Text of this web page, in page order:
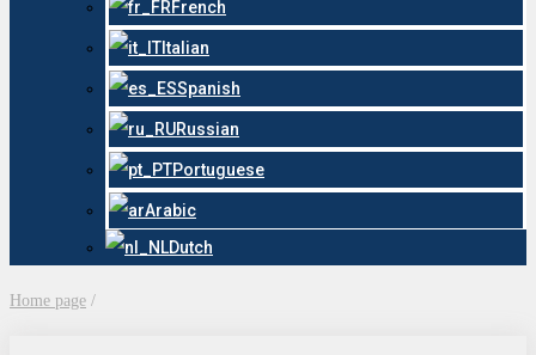
French
Italian
Spanish
Russian
Portuguese
Arabic
Dutch
Home page /